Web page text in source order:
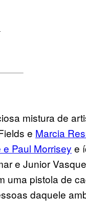
mistura de
e Marcia
Paul Morrisey e
e Junior
uma pistola de
daquele